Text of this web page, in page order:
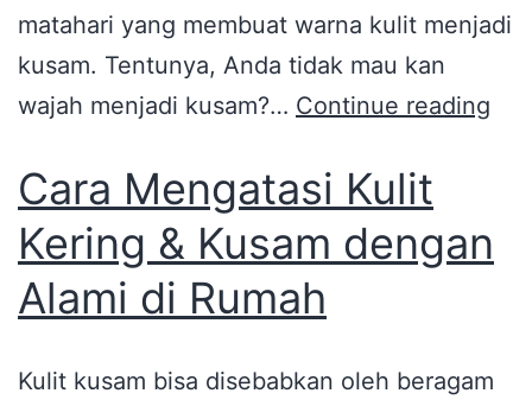
matahari yang membuat warna kulit menjadi
kusam. Tentunya, Anda tidak mau kan
wajah menjadi kusam?… Continue reading
Cara Mengatasi Kulit
Kering & Kusam dengan
Alami di Rumah
Kulit kusam bisa disebabkan oleh beragam